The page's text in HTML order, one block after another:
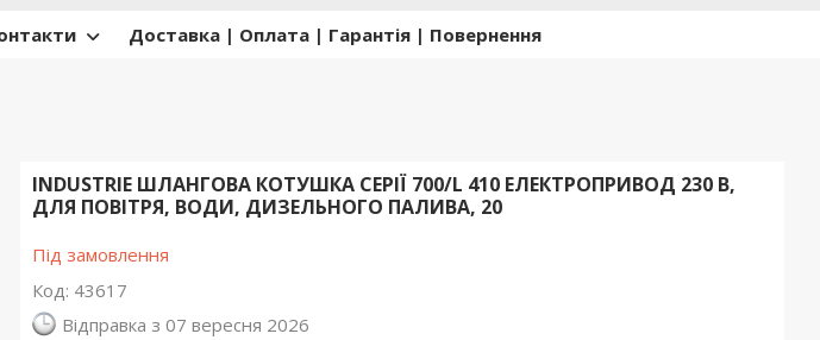
Доставка | Оплата | Гарантія | Повернення
INDUSTRIE ШЛАНГОВА КОТУШКА СЕРІЇ 700/L 410 ЕЛЕКТРОПРИВОД 230 В,
ДЛЯ ПОВІТРЯ, ВОДИ, ДИЗЕЛЬНОГО ПАЛИВА, 20
Під замовлення
Код: 43617
Відправка з 07 вересня 2026